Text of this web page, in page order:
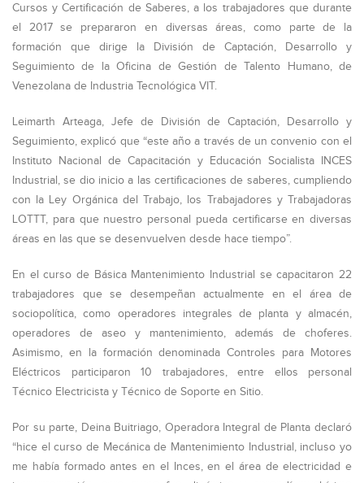
Cursos y Certificación de Saberes, a los trabajadores que durante
el 2017 se prepararon en diversas áreas, como parte de la
formación que dirige la División de Captación, Desarrollo y
Seguimiento de la Oficina de Gestión de Talento Humano, de
Venezolana de Industria Tecnológica VIT.
Leimarth Arteaga, Jefe de División de Captación, Desarrollo y
Seguimiento, explicó que “este año a través de un convenio con el
Instituto Nacional de Capacitación y Educación Socialista INCES
Industrial, se dio inicio a las certificaciones de saberes, cumpliendo
con la Ley Orgánica del Trabajo, los Trabajadores y Trabajadoras
LOTTT, para que nuestro personal pueda certificarse en diversas
áreas en las que se desenvuelven desde hace tiempo”.
En el curso de Básica Mantenimiento Industrial se capacitaron 22
trabajadores que se desempeñan actualmente en el área de
sociopolítica, como operadores integrales de planta y almacén,
operadores de aseo y mantenimiento, además de choferes.
Asimismo, en la formación denominada Controles para Motores
Eléctricos participaron 10 trabajadores, entre ellos personal
Técnico Electricista y Técnico de Soporte en Sitio.
Por su parte, Deina Buitriago, Operadora Integral de Planta declaró
“hice el curso de Mecánica de Mantenimiento Industrial, incluso yo
me había formado antes en el Inces, en el área de electricidad e